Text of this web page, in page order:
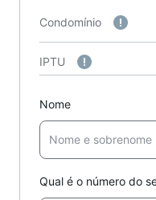
Condomínio
IPTU
Nome
Qual é o número do